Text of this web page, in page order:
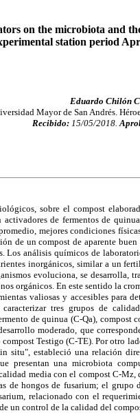
on the microbiota and
station period
Eduardo Chilón
Mayor de San Andrés.
Recibido: 15/05/2018.
sobre el compost
de fermentos de
mejores condiciones
de un compost de aparente
Los análisis químicos de
inorgánicos, similar a un
evoluciona, se desarrolla,
orgánicos. En este sentido la
valiosas y accesibles para
caracterizar tres grupos de
de quinua (C-Qa), compost
moderado, que
Testigo (C-TE). Por otro
situ", estableció una relación
presentan una microbiota
media con el compost C-
de hongos de fusarium; el
relacionado con el
un control de la calidad del